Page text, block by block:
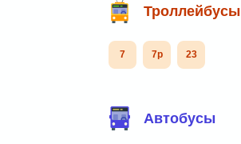
Троллейбусы
7 7р 23
Автобусы